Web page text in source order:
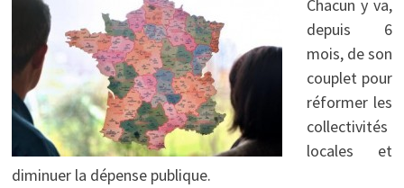
Chacun y va,
depuis 6
mois, de son
couplet pour
réformer les
collectivités
locales et
diminuer la dépense publique.